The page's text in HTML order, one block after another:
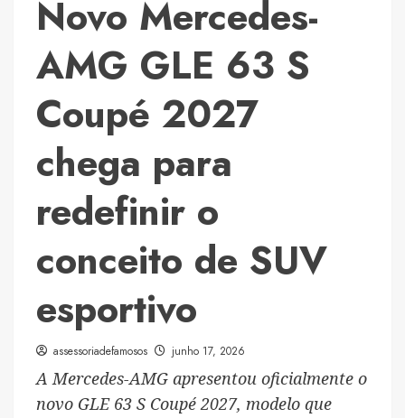
Novo Mercedes-
AMG GLE 63 S
Coupé 2027
chega para
redefinir o
conceito de SUV
esportivo
assessoriadefamosos junho 17, 2026
A Mercedes-AMG apresentou oficialmente o
novo GLE 63 S Coupé 2027, modelo que